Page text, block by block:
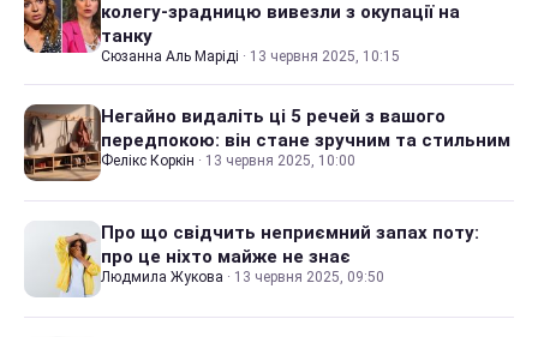
колегу-зрадницю вивезли з окупації на
танку
Сюзанна Аль Маріді · 13 червня 2025, 10:15
Негайно видаліть ці 5 речей з вашого
передпокою: він стане зручним та стильним
Фелікс Коркін · 13 червня 2025, 10:00
Про що свідчить неприємний запах поту:
про це ніхто майже не знає
Людмила Жукова · 13 червня 2025, 09:50